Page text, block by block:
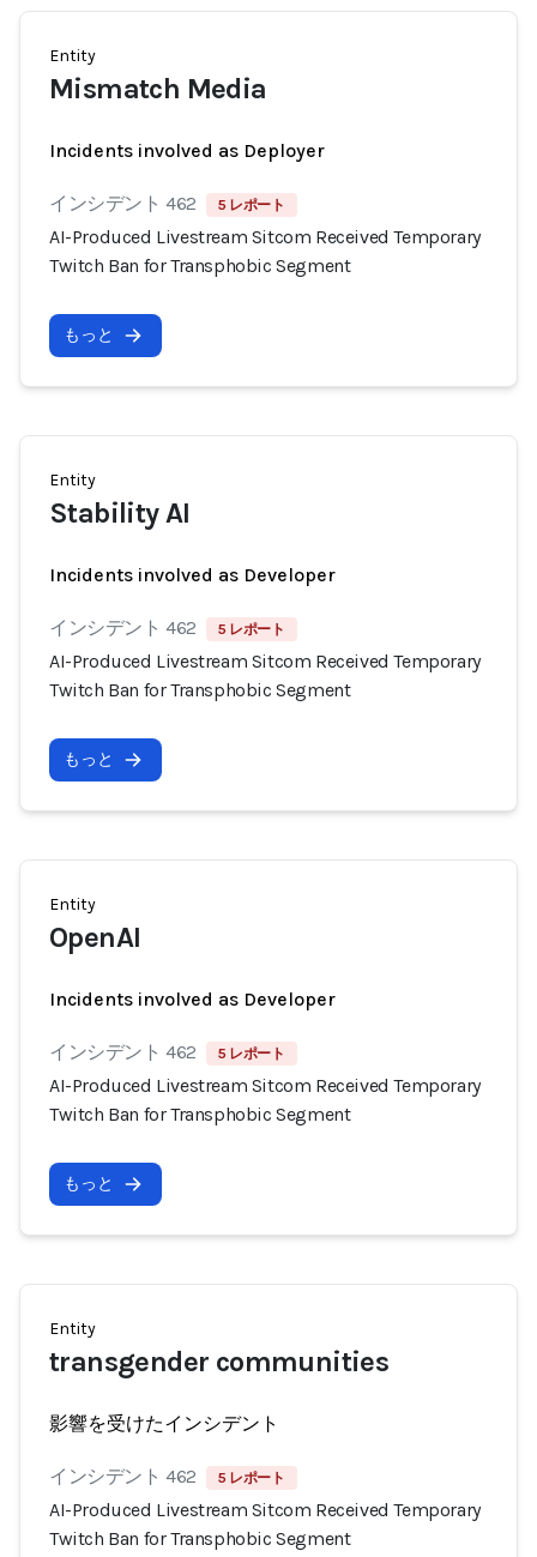
Entity
Mismatch Media
Incidents involved as Deployer
インシデント 462 5 レポート
AI-Produced Livestream Sitcom Received Temporary
Twitch Ban for Transphobic Segment
もっと
Entity
Stability AI
Incidents involved as Developer
インシデント 462 5 レポート
AI-Produced Livestream Sitcom Received Temporary
Twitch Ban for Transphobic Segment
もっと
Entity
OpenAI
Incidents involved as Developer
インシデント 462 5 レポート
AI-Produced Livestream Sitcom Received Temporary
Twitch Ban for Transphobic Segment
もっと
Entity
transgender communities
影響を受けたインシデント
インシデント 462 5 レポート
AI-Produced Livestream Sitcom Received Temporary
Twitch Ban for Transphobic Segment